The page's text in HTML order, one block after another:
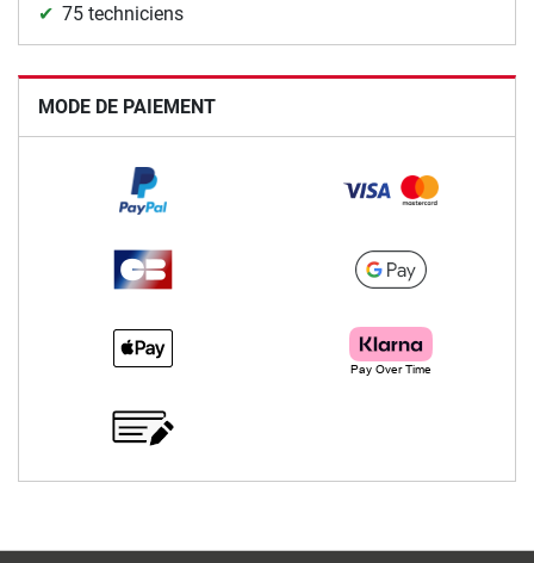
75 techniciens
MODE DE PAIEMENT